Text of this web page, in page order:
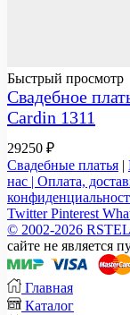
Быстрый просмотр
Свадебное
Cardin 1311
29250 ₽
Свадебные платья |
нас | Оплата,
Twitter Pinterest
© 2002-2026
сайте не является
Главная
Каталог